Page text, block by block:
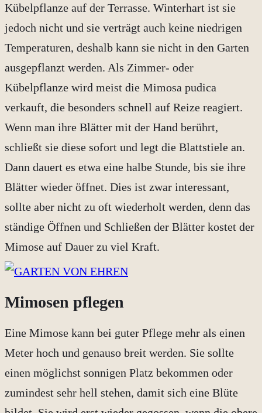
Kübelpflanze auf der Terrasse. Winterhart ist sie
jedoch nicht und sie verträgt auch keine niedrigen
Temperaturen, deshalb kann sie nicht in den Garten
ausgepflanzt werden. Als Zimmer- oder
Kübelpflanze wird meist die Mimosa pudica
verkauft, die besonders schnell auf Reize reagiert.
Wenn man ihre Blätter mit der Hand berührt,
schließt sie diese sofort und legt die Blattstiele an.
Dann dauert es etwa eine halbe Stunde, bis sie ihre
Blätter wieder öffnet. Dies ist zwar interessant,
sollte aber nicht zu oft wiederholt werden, denn das
ständige Öffnen und Schließen der Blätter kostet der
Mimose auf Dauer zu viel Kraft.
Mimosen pflegen
Eine Mimose kann bei guter Pflege mehr als einen
Meter hoch und genauso breit werden. Sie sollte
einen möglichst sonnigen Platz bekommen oder
zumindest sehr hell stehen, damit sich eine Blüte